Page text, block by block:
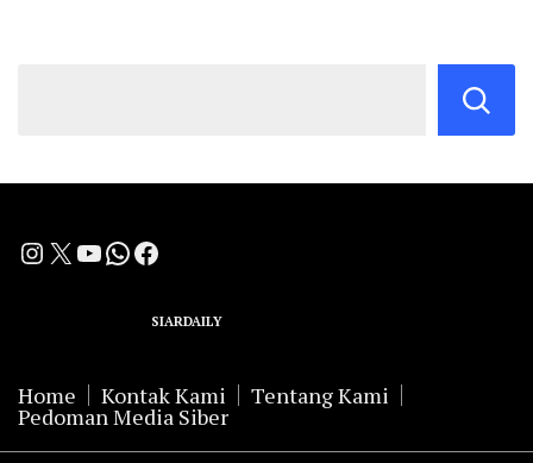
Instagram
X YouTube
WhatsApp
Facebook
SIARDAILY
Home Kontak Kami Tentang Kami
Pedoman Media Siber